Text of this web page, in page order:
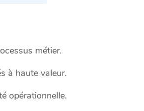
métier.
à haute valeur.
opérationnelle.